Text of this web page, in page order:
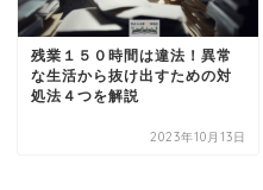
残業１５０時間は違法！異常
な生活から抜け出すための対
処法４つを解説
2023年10月13日